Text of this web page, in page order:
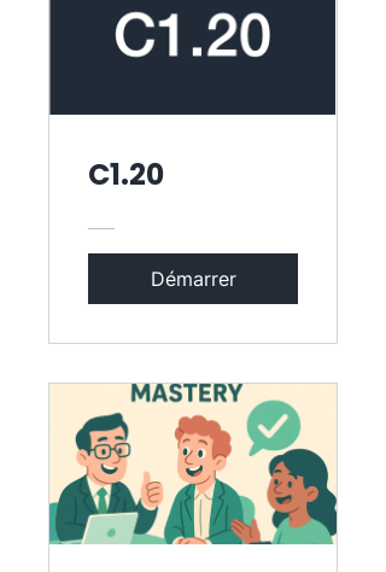
C1.20
Démarrer